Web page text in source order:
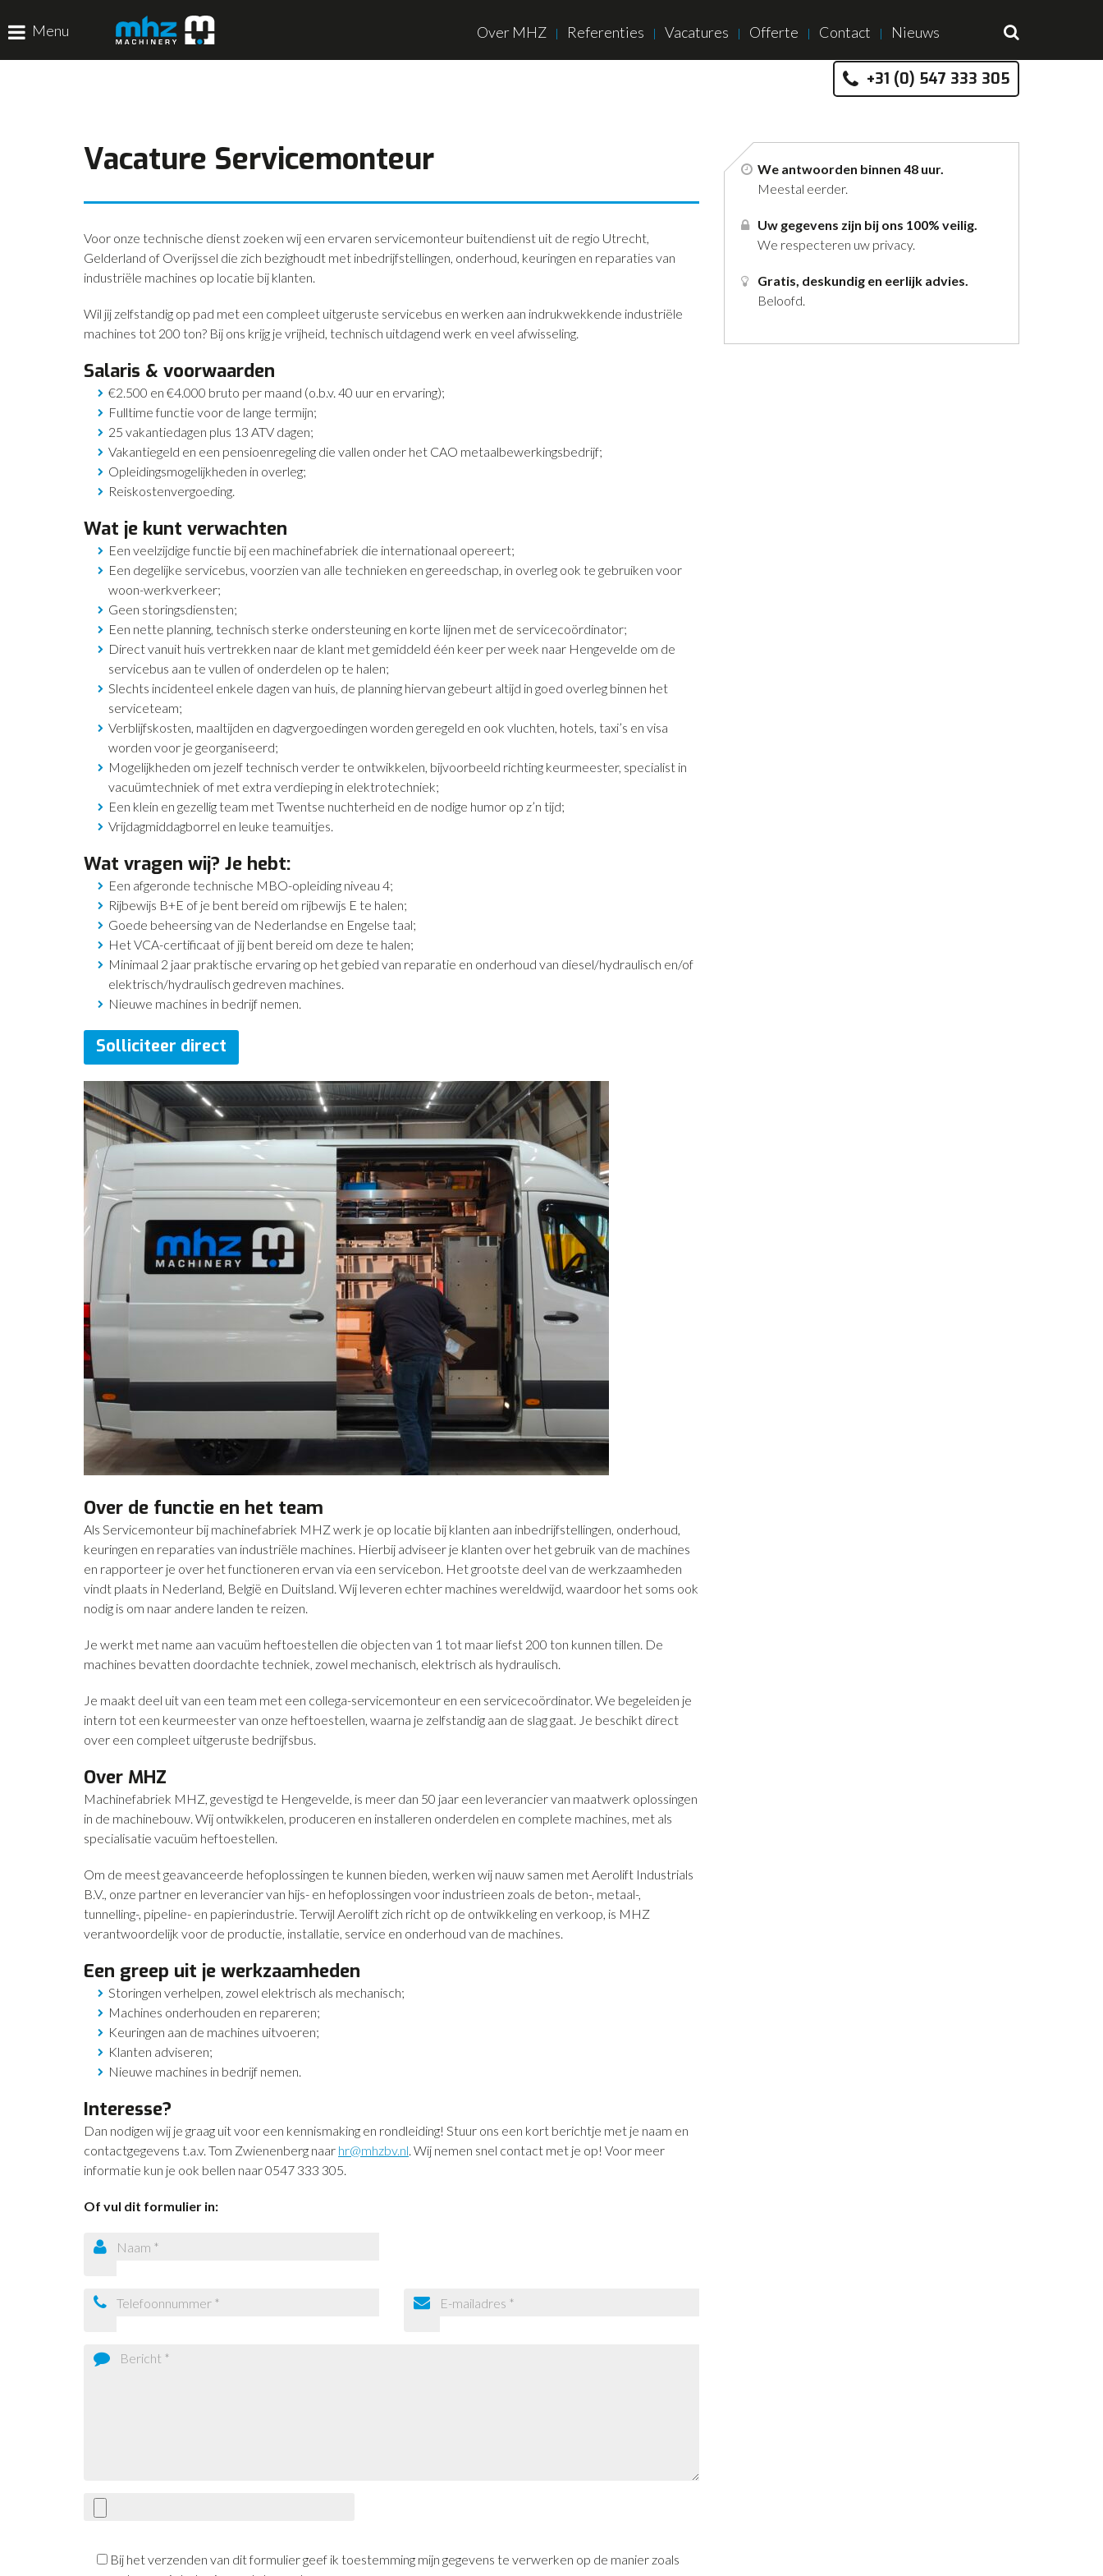
PRODUCTEN
MACHINEVERHUUR
Menu Over MHZ Referenties Vacatures Offerte Contact Nieuws
+31 (0) 547 333 305
Vacature Servicemonteur
Voor onze technische dienst zoeken wij een ervaren servicemonteur buitendienst uit de regio Utrecht,
Gelderland of Overijssel die zich bezighoudt met inbedrijfstellingen, onderhoud, keuringen en reparaties van
industriële machines op locatie bij klanten.
Wil jij zelfstandig op pad met een compleet uitgeruste servicebus en werken aan indrukwekkende industriële
machines tot 200 ton? Bij ons krijg je vrijheid, technisch uitdagend werk en veel afwisseling.
Salaris & voorwaarden
€2.500 en €4.000 bruto per maand (o.b.v. 40 uur en ervaring);
Fulltime functie voor de lange termijn;
25 vakantiedagen plus 13 ATV dagen;
Vakantiegeld en een pensioenregeling die vallen onder het CAO metaalbewerkingsbedrijf;
Opleidingsmogelijkheden in overleg;
Reiskostenvergoeding.
Wat je kunt verwachten
Een veelzijdige functie bij een machinefabriek die internationaal opereert;
Een degelijke servicebus, voorzien van alle technieken en gereedschap, in overleg ook te gebruiken voor
woon-werkverkeer;
Geen storingsdiensten;
Een nette planning, technisch sterke ondersteuning en korte lijnen met de servicecoördinator;
Direct vanuit huis vertrekken naar de klant met gemiddeld één keer per week naar Hengevelde om de
servicebus aan te vullen of onderdelen op te halen;
Slechts incidenteel enkele dagen van huis, de planning hiervan gebeurt altijd in goed overleg binnen het
serviceteam;
Verblijfskosten, maaltijden en dagvergoedingen worden geregeld en ook vluchten, hotels, taxi’s en visa
worden voor je georganiseerd;
Mogelijkheden om jezelf technisch verder te ontwikkelen, bijvoorbeeld richting keurmeester, specialist in
vacuümtechniek of met extra verdieping in elektrotechniek;
Een klein en gezellig team met Twentse nuchterheid en de nodige humor op z’n tijd;
Vrijdagmiddagborrel en leuke teamuitjes.
Wat vragen wij? Je hebt:
Een afgeronde technische MBO-opleiding niveau 4;
Rijbewijs B+E of je bent bereid om rijbewijs E te halen;
Goede beheersing van de Nederlandse en Engelse taal;
Het VCA-certificaat of jij bent bereid om deze te halen;
Minimaal 2 jaar praktische ervaring op het gebied van reparatie en onderhoud van diesel/hydraulisch en/of
elektrisch/hydraulisch gedreven machines.
Nieuwe machines in bedrijf nemen.
Solliciteer direct
Over de functie en het team
Als Servicemonteur bij machinefabriek MHZ werk je op locatie bij klanten aan inbedrijfstellingen, onderhoud,
keuringen en reparaties van industriële machines. Hierbij adviseer je klanten over het gebruik van de machines
en rapporteer je over het functioneren ervan via een servicebon. Het grootste deel van de werkzaamheden
vindt plaats in Nederland, België en Duitsland. Wij leveren echter machines wereldwijd, waardoor het soms ook
nodig is om naar andere landen te reizen.
Je werkt met name aan vacuüm heftoestellen die objecten van 1 tot maar liefst 200 ton kunnen tillen. De
machines bevatten doordachte techniek, zowel mechanisch, elektrisch als hydraulisch.
Je maakt deel uit van een team met een collega-servicemonteur en een servicecoördinator. We begeleiden je
intern tot een keurmeester van onze heftoestellen, waarna je zelfstandig aan de slag gaat. Je beschikt direct
over een compleet uitgeruste bedrijfsbus.
Over MHZ
Machinefabriek MHZ, gevestigd te Hengevelde, is meer dan 50 jaar een leverancier van maatwerk oplossingen
in de machinebouw. Wij ontwikkelen, produceren en installeren onderdelen en complete machines, met als
specialisatie vacuüm heftoestellen.
Om de meest geavanceerde hefoplossingen te kunnen bieden, werken wij nauw samen met Aerolift Industrials
B.V., onze partner en leverancier van hijs- en hefoplossingen voor industrieen zoals de beton-, metaal-,
tunnelling-, pipeline- en papierindustrie. Terwijl Aerolift zich richt op de ontwikkeling en verkoop, is MHZ
verantwoordelijk voor de productie, installatie, service en onderhoud van de machines.
Een greep uit je werkzaamheden
Storingen verhelpen, zowel elektrisch als mechanisch;
Machines onderhouden en repareren;
Keuringen aan de machines uitvoeren;
Klanten adviseren;
Nieuwe machines in bedrijf nemen.
Interesse?
Dan nodigen wij je graag uit voor een kennismaking en rondleiding! Stuur ons een kort berichtje met je naam en
contactgegevens t.a.v. Tom Zwienenberg naar hr@mhzbv.nl. Wij nemen snel contact met je op! Voor meer
informatie kun je ook bellen naar 0547 333 305.
Of vul dit formulier in:
Bij het verzenden van dit formulier geef ik toestemming mijn gegevens te verwerken op de manier zoals
We antwoorden binnen 48 uur.
Meestal eerder.
Uw gegevens zijn bij ons 100% veilig.
We respecteren uw privacy.
Gratis, deskundig en eerlijk advies.
Beloofd.